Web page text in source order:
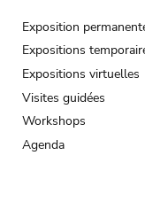
Exposition
Expositions
Expositions virtuelles
Visites guidées
Workshops
Agenda